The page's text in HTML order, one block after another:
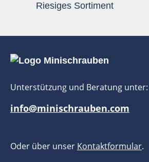
Riesiges Sortiment
Unterstützung und Beratung unter:
info@minischrauben.com
Oder über unser Kontaktformular.